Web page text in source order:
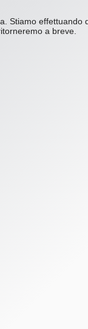
Stiamo effettuando
a breve.